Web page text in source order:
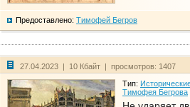
Предоставлено: Тимофей Бегров
27.04.2023 | 10 Кбайт | просмотров: 1407
Тип:
Тимофея Бегрова